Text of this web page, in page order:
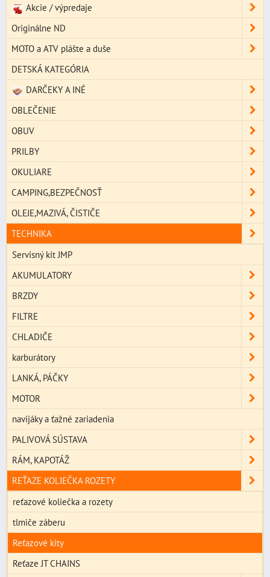
Akcie / výpredaje
Originálne ND
MOTO a ATV plášte a duše
DETSKÁ KATEGÓRIA
DARČEKY A INÉ
OBLEČENIE
OBUV
PRILBY
OKULIARE
CAMPING,BEZPEČNOSŤ
OLEJE,MAZIVÁ, ČISTIČE
TECHNIKA
Servisný kit JMP
AKUMULATORY
BRZDY
FILTRE
CHLADIČE
karburátory
LANKÁ, PÁČKY
MOTOR
navijáky a ťažné zariadenia
PALIVOVÁ SÚSTAVA
RÁM, KAPOTÁŽ
REŤAZE KOLIEČKA ROZETY
reťazové koliečka a rozety
tlmiče záberu
Reťazové kity
Reťaze JT CHAINS